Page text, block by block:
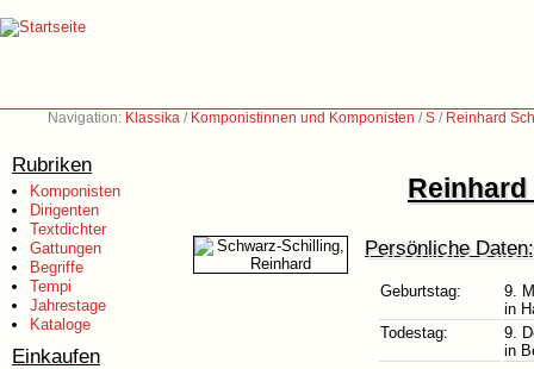
Navigation: Klassika / Komponistinnen und Komponisten /S / Reinhard
Rubriken
Komponisten
Dirigenten
Textdichter
Gattungen
Begriffe
Tempi
Jahrestage
Kataloge
Einkaufen
Reinhard
Persönliche Daten:
Geburtstag:
9.
in
Todestag:
9.
in